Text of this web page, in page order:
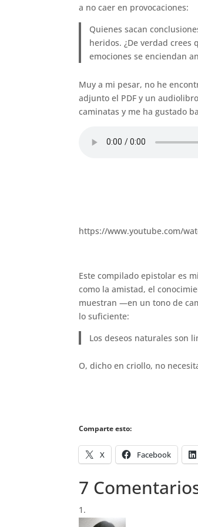
a no caer en provocaciones:
Quienes sacan
heridos. ¿De verdad
emociones se enciendan
Muy a mi pesar, no he
adjunto el PDF y un
caminatas y me ha gustado
https://www.youtube.com/
Este compilado epistolar es
como la amistad, el
muestran —en un tono de
lo suficiente:
Los deseos naturales son
O, dicho en criollo, no
Comparte esto:
X Facebook
7